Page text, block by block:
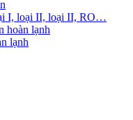
I, loại II, loại II, RO…
hoàn lạnh
lạnh